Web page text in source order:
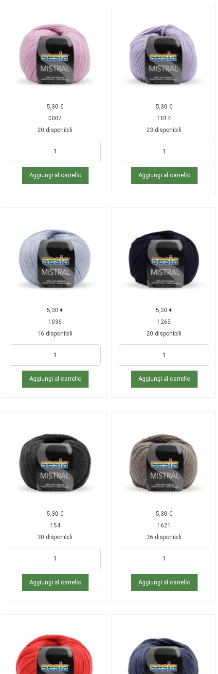
5,30€
0007
20 disponibili
Aggiungi al carrello
5,30€
1014
23 disponibili
Aggiungi al carrello
5,30€
1036
16 disponibili
Aggiungi al carrello
5,30€
1265
20 disponibili
Aggiungi al carrello
5,30€
154
30 disponibili
Aggiungi al carrello
5,30€
1621
36 disponibili
Aggiungi al carrello